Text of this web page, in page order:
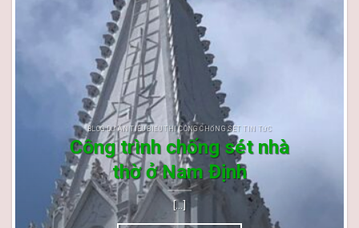
BLOG DỰ ÁN TIÊU BIỂU THI CÔNG CHỐNG SÉT TIN TỨC
Công trình chống sét nhà
thờ ở Nam Định
[...]